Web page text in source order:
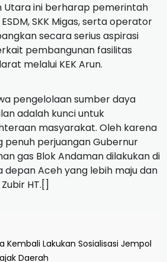
Utara ini berharap pemerintah
SKK Migas, serta operator
secara serius aspirasi
pembangunan fasilitas
melalui KEK Arun.
pengelolaan sumber daya
adalah kunci untuk
masyarakat. Oleh karena
penuh perjuangan Gubernur
gas Blok Andaman dilakukan di
depan Aceh yang lebih maju dan
HT.[]
Kembali Lakukan Sosialisasi Jempol
Daerah